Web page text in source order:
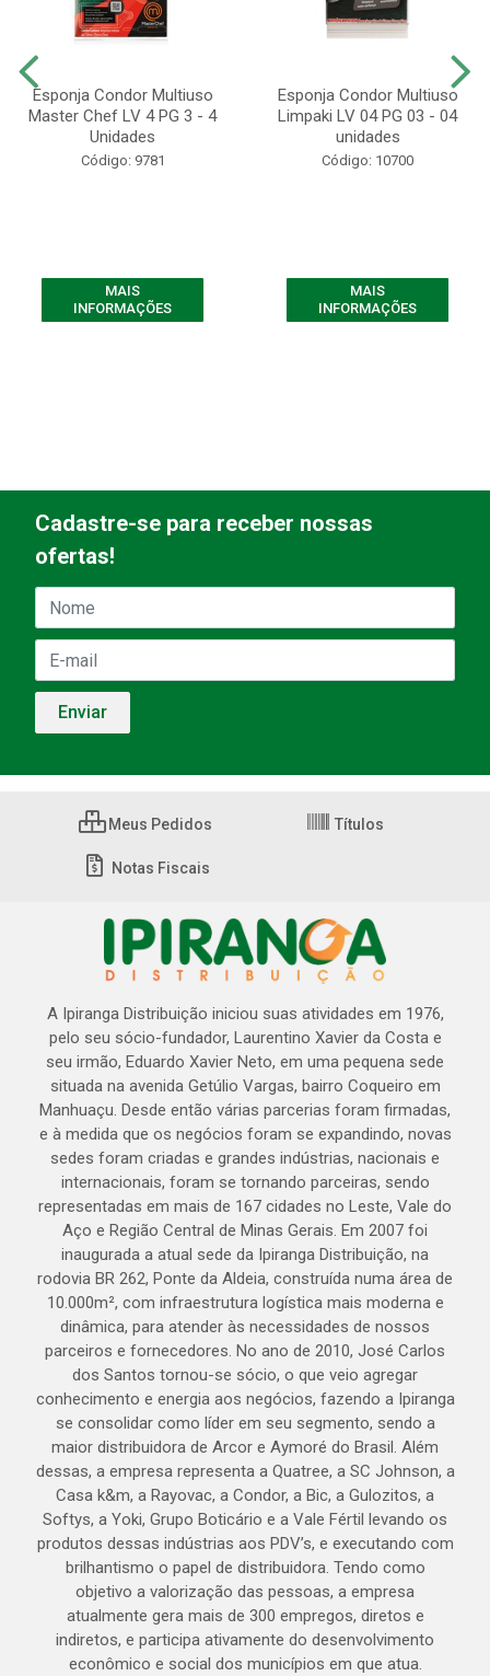
Esponja Condor Multiuso
Master Chef LV 4 PG 3 - 4
Unidades
Código: 9781
MAIS
INFORMAÇÕES
Esponja Condor Multiuso
Limpaki LV 04 PG 03 - 04
unidades
Código: 10700
MAIS
INFORMAÇÕES
Cadastre-se para receber nossas
ofertas!
Meus Pedidos Títulos
Notas Fiscais
A Ipiranga Distribuição iniciou suas atividades em 1976,
pelo seu sócio-fundador, Laurentino Xavier da Costa e
seu irmão, Eduardo Xavier Neto, em uma pequena sede
situada na avenida Getúlio Vargas, bairro Coqueiro em
Manhuaçu. Desde então várias parcerias foram firmadas,
e à medida que os negócios foram se expandindo, novas
sedes foram criadas e grandes indústrias, nacionais e
internacionais, foram se tornando parceiras, sendo
representadas em mais de 167 cidades no Leste, Vale do
Aço e Região Central de Minas Gerais. Em 2007 foi
inaugurada a atual sede da Ipiranga Distribuição, na
rodovia BR 262, Ponte da Aldeia, construída numa área de
10.000m², com infraestrutura logística mais moderna e
dinâmica, para atender às necessidades de nossos
parceiros e fornecedores. No ano de 2010, José Carlos
dos Santos tornou-se sócio, o que veio agregar
conhecimento e energia aos negócios, fazendo a Ipiranga
se consolidar como líder em seu segmento, sendo a
maior distribuidora de Arcor e Aymoré do Brasil. Além
dessas, a empresa representa a Quatree, a SC Johnson, a
Casa k&m, a Rayovac, a Condor, a Bic, a Gulozitos, a
Softys, a Yoki, Grupo Boticário e a Vale Fértil levando os
produtos dessas indústrias aos PDV’s, e executando com
brilhantismo o papel de distribuidora. Tendo como
objetivo a valorização das pessoas, a empresa
atualmente gera mais de 300 empregos, diretos e
indiretos, e participa ativamente do desenvolvimento
econômico e social dos municípios em que atua.